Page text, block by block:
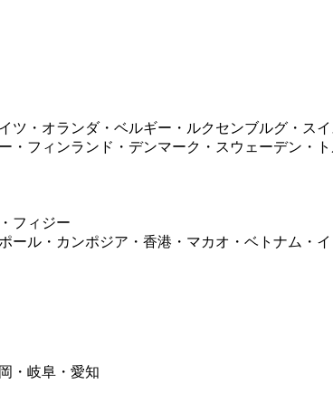
ツ・オランダ・ベルギー・ルクセンブルグ・
・フィンランド・デンマーク・スウェーデン・
フィジー
ール・カンポジア・香港・マカオ・ベトナム・
・岐阜・愛知